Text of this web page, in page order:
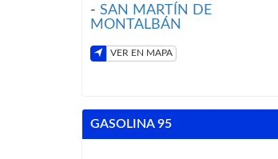
- SAN MARTÍN DE
MONTALBÁN
VER EN MAPA
GASOLINA 95